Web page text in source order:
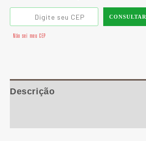
CONSULTAR
Não sei meu CEP
Descrição